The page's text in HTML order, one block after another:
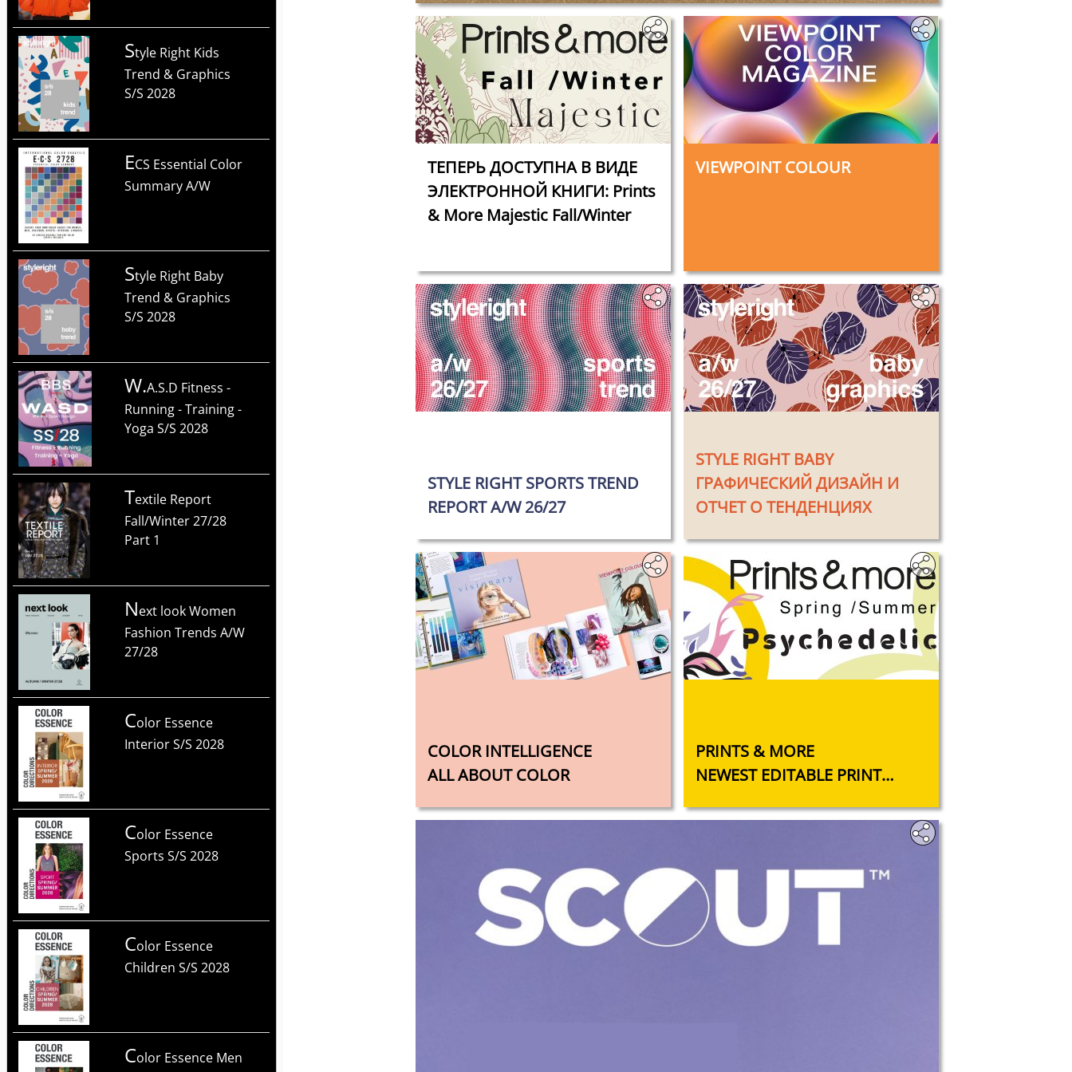
Style Right Kids
Trend & Graphics
S/S 2028
ECS Essential Color
Summary A/W
Style Right Baby
Trend & Graphics
S/S 2028
W.A.S.D Fitness -
Running - Training -
Yoga S/S 2028
Textile Report
Fall/Winter 27/28
Part 1
next look Women
Fashion Trends A/W
27/28
Color Essence
Interior S/S 2028
Color Essence
Sports S/S 2028
Color Essence
Children S/S 2028
Color Essence Men
ТЕПЕРЬ ДОСТУПНА В ВИДЕ
ЭЛЕКТРОННОЙ КНИГИ: Prints
& More Majestic Fall/Winter
VIEWPOINT COLOUR
STYLE RIGHT SPORTS TREND
REPORT A/W 26/27
STYLE RIGHT BABY
ГРАФИЧЕСКИЙ ДИЗАЙН И
ОТЧЕТ О ТЕНДЕНЦИЯХ
COLOR INTELLIGENCE
ALL ABOUT COLOR
PRINTS & MORE
NEWEST EDITABLE PRINT